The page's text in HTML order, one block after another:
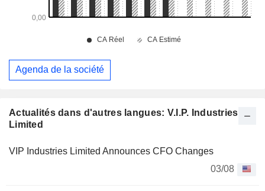
Actualités dans d'autres langues: V.I.P. Industries
Limited
VIP Industries Limited Announces CFO Changes
03/08
Agenda de la société